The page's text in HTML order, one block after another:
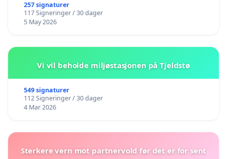
257 signaturer
117 Signeringer / 30 dager
5 May 2026
Vi vil beholde miljøstasjonen på Tjeldstø
549 signaturer
112 Signeringer / 30 dager
4 Mar 2026
Sterkere vern mot partnervold før det er for sent